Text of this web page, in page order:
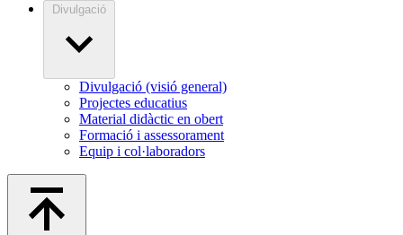
Divulgació
Divulgació (visió general)
Projectes educatius
Material didàctic en obert
Formació i assessorament
Equip i col·laboradors